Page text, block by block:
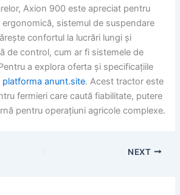
Axion 900 este apreciat pentru
sistemul de suspendare
confortul la lucrări lungi și
de control, cum ar fi sistemele de
a explora oferta și specificațiile
platforma anunt.site. Acest tractor este
fermieri care caută fiabilitate, putere
pentru operațiuni agricole complexe.
NEXT